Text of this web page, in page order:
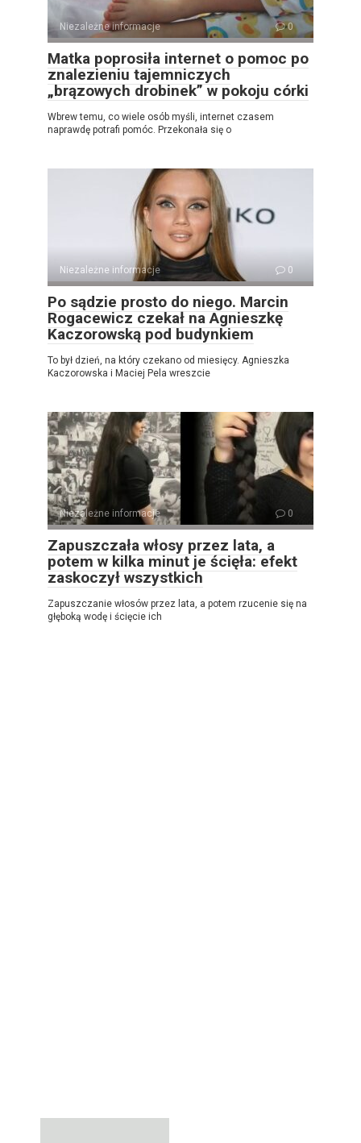
Niezależne informacje 0
Matka poprosiła internet o pomoc po
znalezieniu tajemniczych
„brązowych drobinek” w pokoju córki
Wbrew temu, co wiele osób myśli, internet czasem
naprawdę potrafi pomóc. Przekonała się o
Niezależne informacje 0
Po sądzie prosto do niego. Marcin
Rogacewicz czekał na Agnieszkę
Kaczorowską pod budynkiem
To był dzień, na który czekano od miesięcy. Agnieszka
Kaczorowska i Maciej Pela wreszcie
Niezależne informacje 0
Zapuszczała włosy przez lata, a
potem w kilka minut je ścięła: efekt
zaskoczył wszystkich
Zapuszczanie włosów przez lata, a potem rzucenie się na
głęboką wodę i ścięcie ich